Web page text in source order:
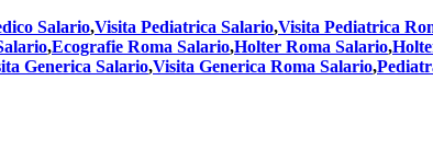
Salario,Visita Pediatrica Salario,Visita Pediatrica
,Ecografie Roma Salario,Holter Roma Salario,
Generica Salario,Visita Generica Roma Salario,